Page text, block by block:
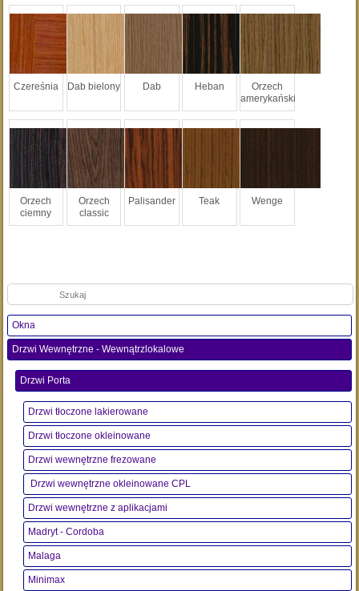
Czereśnia Dab bielony Dab Heban
Orzech
amerykański
Orzech
ciemny
Orzech
classic
Palisander Teak Wenge
Okna
Drzwi Wewnętrzne - Wewnątrzlokalowe
Drzwi Porta
Drzwi tłoczone lakierowane
Drzwi tłoczone okleinowane
Drzwi wewnętrzne frezowane
Drzwi wewnętrzne okleinowane CPL
Drzwi wewnętrzne z aplikacjami
Madryt - Cordoba
Malaga
Minimax